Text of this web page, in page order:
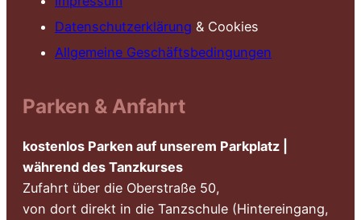
Datenschutzerklärung & Cookies
Allgemeine Geschäftsbedingungen
Parken & Anfahrt
kostenlos Parken auf unserem Parkplatz |
während des Tanzkurses
Zufahrt über die Oberstraße 50,
von dort direkt in die Tanzschule (Hintereingang,